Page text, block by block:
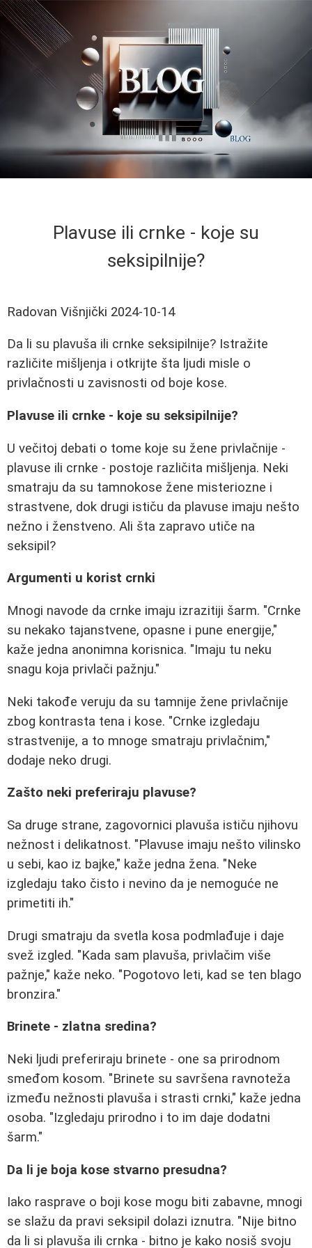
Plavuse ili crnke - koje su
seksipilnije?
Radovan Višnjički 2024-10-14
Da li su plavuša ili crnke seksipilnije? Istražite
različite mišljenja i otkrijte šta ljudi misle o
privlačnosti u zavisnosti od boje kose.
Plavuse ili crnke - koje su seksipilnije?
U večitoj debati o tome koje su žene privlačnije -
plavuse ili crnke - postoje različita mišljenja. Neki
smatraju da su tamnokose žene misteriozne i
strastvene, dok drugi ističu da plavuse imaju nešto
nežno i ženstveno. Ali šta zapravo utiče na
seksipil?
Argumenti u korist crnki
Mnogi navode da crnke imaju izrazitiji šarm. "Crnke
su nekako tajanstvene, opasne i pune energije,"
kaže jedna anonimna korisnica. "Imaju tu neku
snagu koja privlači pažnju."
Neki takođe veruju da su tamnije žene privlačnije
zbog kontrasta tena i kose. "Crnke izgledaju
strastvenije, a to mnoge smatraju privlačnim,"
dodaje neko drugi.
Zašto neki preferiraju plavuse?
Sa druge strane, zagovornici plavuša ističu njihovu
nežnost i delikatnost. "Plavuse imaju nešto vilinsko
u sebi, kao iz bajke," kaže jedna žena. "Neke
izgledaju tako čisto i nevino da je nemoguće ne
primetiti ih."
Drugi smatraju da svetla kosa podmlađuje i daje
svež izgled. "Kada sam plavuša, privlačim više
pažnje," kaže neko. "Pogotovo leti, kad se ten blago
bronzira."
Brinete - zlatna sredina?
Neki ljudi preferiraju brinete - one sa prirodnom
smeđom kosom. "Brinete su savršena ravnoteža
između nežnosti plavuša i strasti crnki," kaže jedna
osoba. "Izgledaju prirodno i to im daje dodatni
šarm."
Da li je boja kose stvarno presudna?
Iako rasprave o boji kose mogu biti zabavne, mnogi
se slažu da pravi seksipil dolazi iznutra. "Nije bitno
da li si plavuša ili crnka - bitno je kako nosiš svoju